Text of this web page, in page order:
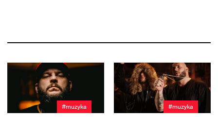
#muzyka #muzyka